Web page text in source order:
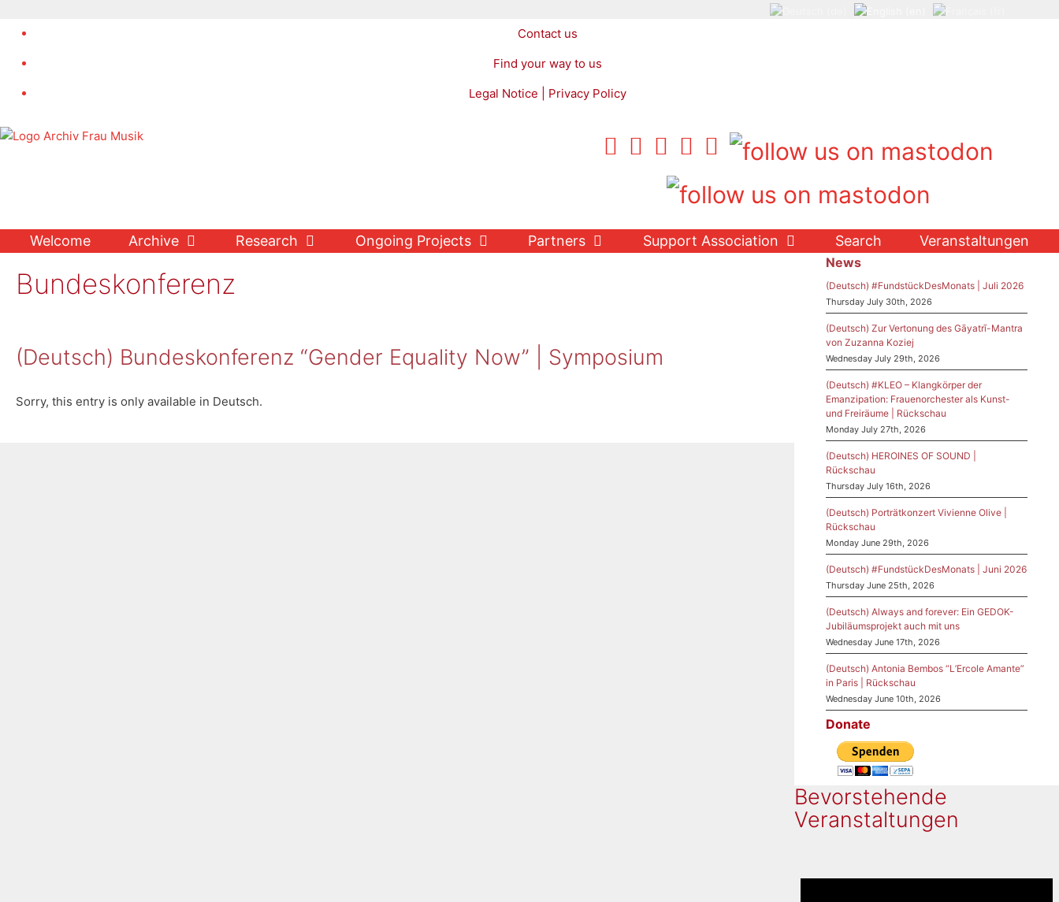
Contact us
Find your way to us
Legal Notice | Privacy Policy
Welcome Archive Research Ongoing Projects Partners Support Association Search Veranstaltungen
Bundeskonferenz
(Deutsch) Bundeskonferenz “Gender Equality Now” | Symposium
Sorry, this entry is only available in Deutsch.
News
(Deutsch) #FundstückDesMonats | Juli 2026
Thursday July 30th, 2026
(Deutsch) Zur Vertonung des Gāyatrī-Mantra
von Zuzanna Koziej
Wednesday July 29th, 2026
(Deutsch) #KLEO – Klangkörper der
Emanzipation: Frauenorchester als Kunst-
und Freiräume | Rückschau
Monday July 27th, 2026
(Deutsch) HEROINES OF SOUND |
Rückschau
Thursday July 16th, 2026
(Deutsch) Porträtkonzert Vivienne Olive |
Rückschau
Monday June 29th, 2026
(Deutsch) #FundstückDesMonats | Juni 2026
Thursday June 25th, 2026
(Deutsch) Always and forever: Ein GEDOK-
Jubiläumsprojekt auch mit uns
Wednesday June 17th, 2026
(Deutsch) Antonia Bembos “L’Ercole Amante”
in Paris | Rückschau
Wednesday June 10th, 2026
Donate
Bevorstehende
Veranstaltungen